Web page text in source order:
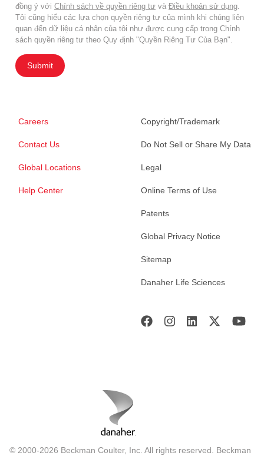
đồng ý với Chính sách về quyền riêng tư và Điều khoản sử dụng
Tôi cũng hiểu các lựa chọn quyền riêng tư của mình khi chúng liên
quan đến dữ liệu cá nhân của tôi như được cung cấp trong Chính
sách quyền riêng tư theo Quy định "Quyền Riêng Tư Của Bạn".
Submit
Careers
Contact Us
Global Locations
Help Center
Copyright/Trademark
Do Not Sell or Share My Data
Legal
Online Terms of Use
Patents
Global Privacy Notice
Sitemap
Danaher Life Sciences
© 2000-2026 Beckman Coulter, Inc. All rights reserved. Beckman